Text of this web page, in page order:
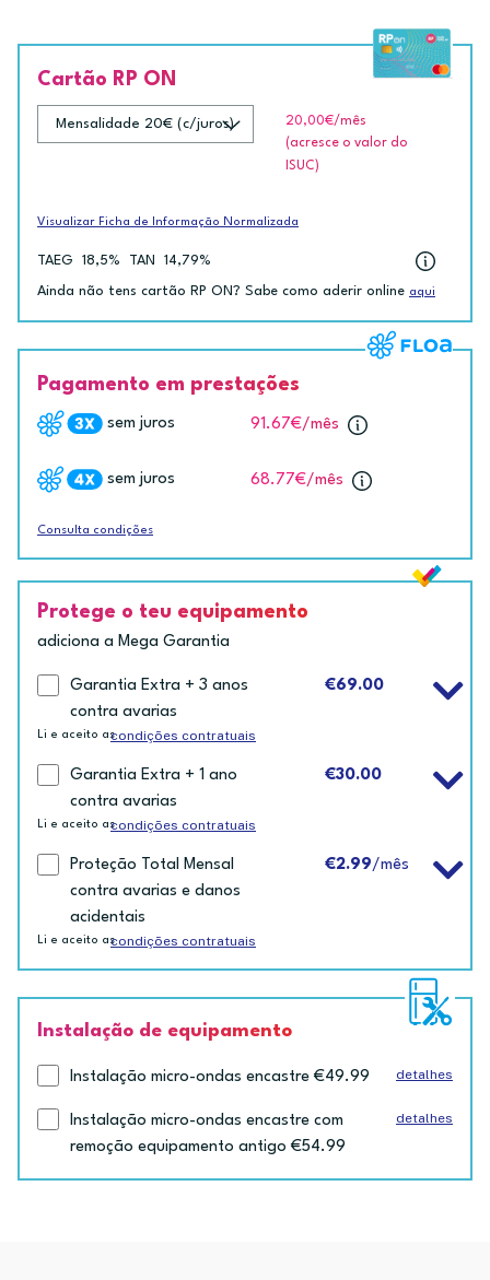
Cartão RP ON
20,00€/mês
(acresce o valor do
ISUC)
Visualizar Ficha de Informação Normalizada
TAEG 18,5% TAN 14,79%
Ainda não tens cartão RP ON? Sabe como aderir online aqui
Pagamento em prestações
sem juros 91.67€/mês
sem juros 68.77€/mês
Consulta condições
Protege o teu equipamento
adiciona a Mega Garantia
Garantia Extra + 3 anos
contra avarias
€69.00
Li e aceito ascondições contratuais
Garantia Extra + 1 ano
contra avarias
€30.00
Li e aceito ascondições contratuais
Proteção Total Mensal
contra avarias e danos
acidentais
€2.99/mês
Li e aceito ascondições contratuais
Instalação de equipamento
Instalação micro-ondas encastre €49.99 detalhes
Instalação micro-ondas encastre com
remoção equipamento antigo €54.99
detalhes